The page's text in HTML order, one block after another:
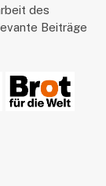
des
Beiträge